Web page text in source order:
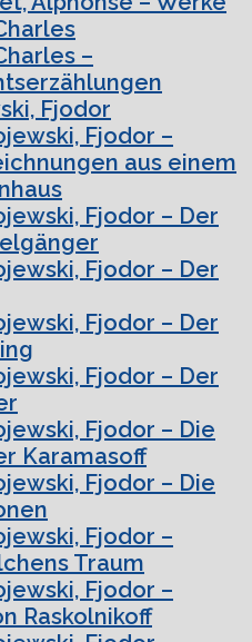
–
Fjodor
Fjodor –
aus einem
Fjodor – Der
Fjodor – Der
Fjodor – Der
Fjodor – Der
Fjodor – Die
Karamasoff
Fjodor – Die
Fjodor –
Traum
Fjodor –
Raskolnikoff